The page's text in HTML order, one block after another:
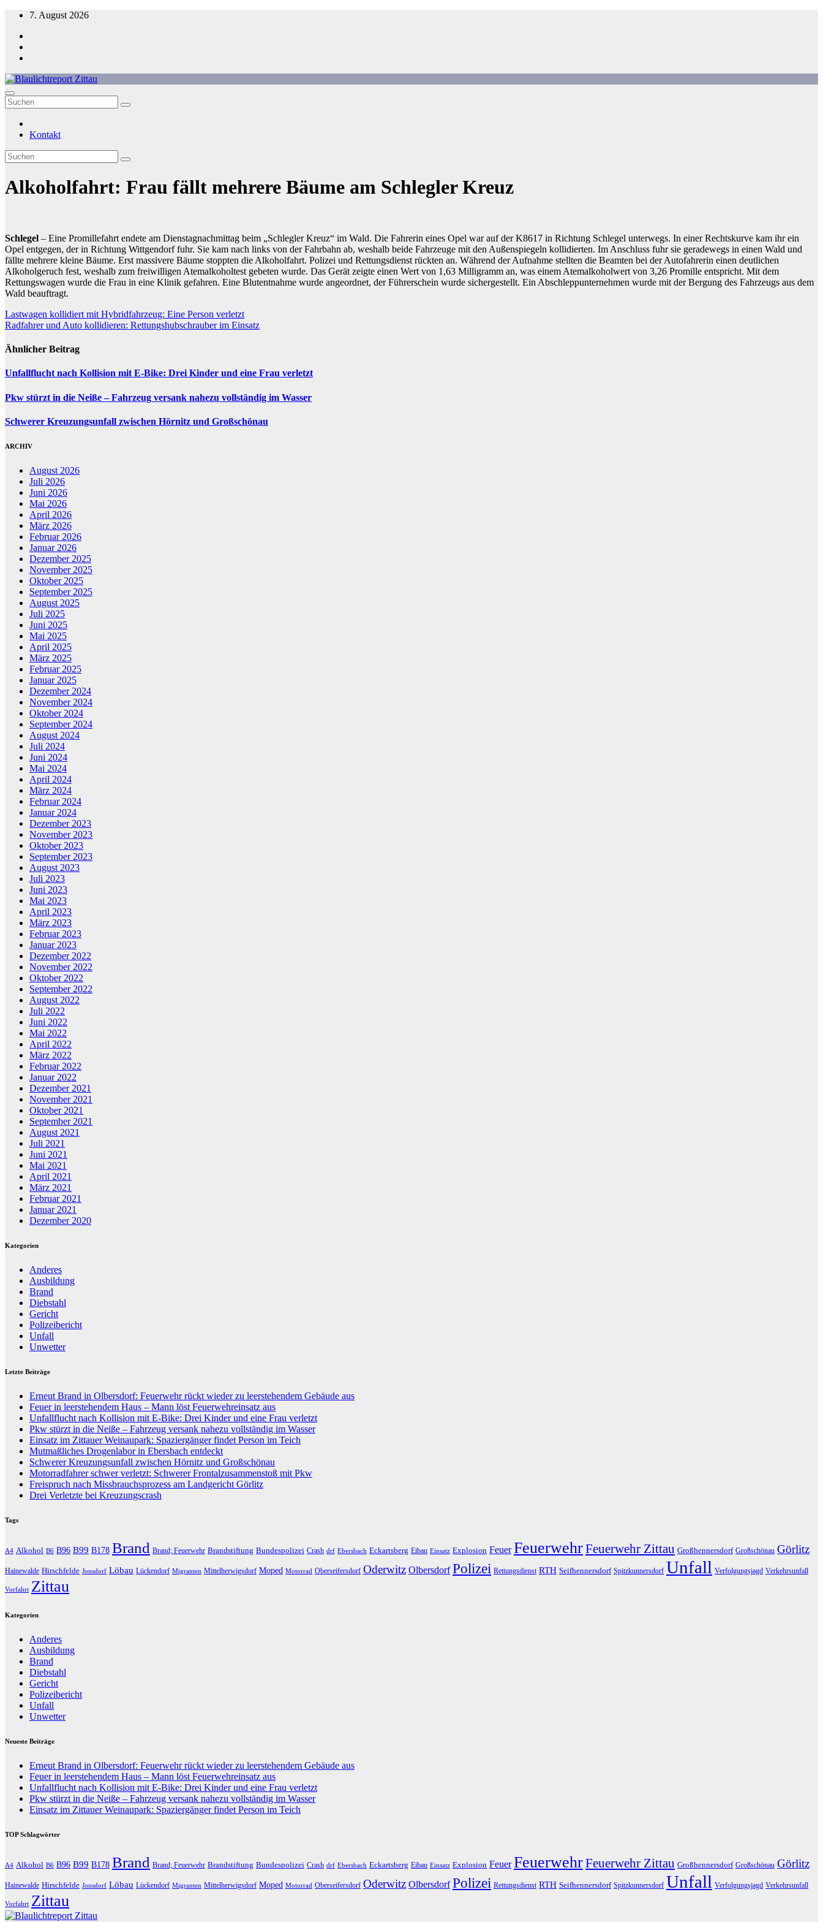
Zum
springen
7. August 2026
Blaulichtreport Zittau
Kontakt
Alkoholfahrt: Frau fällt mehrere Bäume am Schlegler Kreuz
Schlegel – Eine Promillefahrt endete am Dienstagnachmittag beim „Schlegler Kreuz“ im Wald. Die Fahrerin eines Opel war auf der K8617 in Richtung Schlegel unterwegs. In einer Rechtskurve kam ihr ein
Opel entgegen, der in Richtung Wittgendorf fuhr. Sie kam nach links von der Fahrbahn ab, weshalb beide Fahrzeuge mit den Außenspiegeln kollidierten. Im Anschluss fuhr sie geradewegs in einen Wald und
fällte mehrere kleine Bäume. Erst massivere Bäume stoppten die Alkoholfahrt. Polizei und Rettungsdienst rückten an. Während der Aufnahme stellten die Beamten bei der Autofahrerin einen deutlichen
Alkoholgeruch fest, weshalb zum freiwilligen Atemalkoholtest gebeten wurde. Das Gerät zeigte einen Wert von 1,63 Milligramm an, was einem Atemalkoholwert von 3,26 Promille entspricht. Mit dem
Rettungswagen wurde die Frau in eine Klinik gefahren. Eine Blutentnahme wurde angeordnet, der Führerschein wurde sichergestellt. Ein Abschleppunternehmen wurde mit der Bergung des Fahrzeugs aus dem
Wald beauftragt.
Beitragsnavigation
Lastwagen kollidiert mit Hybridfahrzeug: Eine Person verletzt
Radfahrer und Auto kollidieren: Rettungshubschrauber im Einsatz
Ähnlicher Beitrag
Unfallflucht nach Kollision mit E-Bike: Drei Kinder und eine Frau verletzt
Pkw stürzt in die Neiße – Fahrzeug versank nahezu vollständig im Wasser
Schwerer Kreuzungsunfall zwischen Hörnitz und Großschönau
ARCHIV
August 2026
Juli 2026
Juni 2026
Mai 2026
April 2026
März 2026
Februar 2026
Januar 2026
Dezember 2025
November 2025
Oktober 2025
September 2025
August 2025
Juli 2025
Juni 2025
Mai 2025
April 2025
März 2025
Februar 2025
Januar 2025
Dezember 2024
November 2024
Oktober 2024
September 2024
August 2024
Juli 2024
Juni 2024
Mai 2024
April 2024
März 2024
Februar 2024
Januar 2024
Dezember 2023
November 2023
Oktober 2023
September 2023
August 2023
Juli 2023
Juni 2023
Mai 2023
April 2023
März 2023
Februar 2023
Januar 2023
Dezember 2022
November 2022
Oktober 2022
September 2022
August 2022
Juli 2022
Juni 2022
Mai 2022
April 2022
März 2022
Februar 2022
Januar 2022
Dezember 2021
November 2021
Oktober 2021
September 2021
August 2021
Juli 2021
Juni 2021
Mai 2021
April 2021
März 2021
Februar 2021
Januar 2021
Dezember 2020
Kategorien
Anderes
Ausbildung
Brand
Diebstahl
Gericht
Polizeibericht
Unfall
Unwetter
Letzte Beiträge
Erneut Brand in Olbersdorf: Feuerwehr rückt wieder zu leerstehendem Gebäude aus
Feuer in leerstehendem Haus – Mann löst Feuerwehreinsatz aus
Unfallflucht nach Kollision mit E-Bike: Drei Kinder und eine Frau verletzt
Pkw stürzt in die Neiße – Fahrzeug versank nahezu vollständig im Wasser
Einsatz im Zittauer Weinaupark: Spaziergänger findet Person im Teich
Mutmaßliches Drogenlabor in Ebersbach entdeckt
Schwerer Kreuzungsunfall zwischen Hörnitz und Großschönau
Motorradfahrer schwer verletzt: Schwerer Frontalzusammenstoß mit Pkw
Freispruch nach Missbrauchsprozess am Landgericht Görlitz
Drei Verletzte bei Kreuzungscrash
Tags
A4 Alkohol B6 B96 B99 B178 Brand Brand; Feuerwehr Brandstiftung Bundespolizei Crash drf Ebersbach Eckartsberg Eibau Einsatz Explosion Feuer FeuerwehrFeuerwehr Zittau Großhennersdorf Großschönau Görlitz
Hainewalde Hirschfelde Jonsdorf Löbau Lückendorf Migranten Mittelherwigsdorf Moped Motorrad Oberseifersdorf Oderwitz Olbersdorf Polizei Rettungsdienst RTH Seifhennersdorf Spitzkunnersdorf Unfall Verfolgungsjagd Verkehrsunfall
Vorfahrt Zittau
Kategorien
Anderes
Ausbildung
Brand
Diebstahl
Gericht
Polizeibericht
Unfall
Unwetter
Neueste Beiträge
Erneut Brand in Olbersdorf: Feuerwehr rückt wieder zu leerstehendem Gebäude aus
Feuer in leerstehendem Haus – Mann löst Feuerwehreinsatz aus
Unfallflucht nach Kollision mit E-Bike: Drei Kinder und eine Frau verletzt
Pkw stürzt in die Neiße – Fahrzeug versank nahezu vollständig im Wasser
Einsatz im Zittauer Weinaupark: Spaziergänger findet Person im Teich
TOP Schlagwörter
A4 Alkohol B6 B96 B99 B178 Brand Brand; Feuerwehr Brandstiftung Bundespolizei Crash drf Ebersbach Eckartsberg Eibau Einsatz Explosion Feuer FeuerwehrFeuerwehr Zittau Großhennersdorf Großschönau Görlitz
Hainewalde Hirschfelde Jonsdorf Löbau Lückendorf Migranten Mittelherwigsdorf Moped Motorrad Oberseifersdorf Oderwitz Olbersdorf Polizei Rettungsdienst RTH Seifhennersdorf Spitzkunnersdorf Unfall Verfolgungsjagd Verkehrsunfall
Vorfahrt Zittau